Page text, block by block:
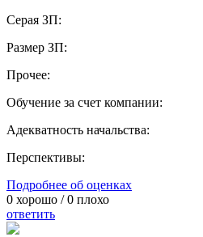
Серая ЗП:
Размер ЗП:
Прочее:
Обучение за счет компании:
Адекватность начальства:
Перспективы:
Подробнее об оценках
0 хорошо /0 плохо
ответить